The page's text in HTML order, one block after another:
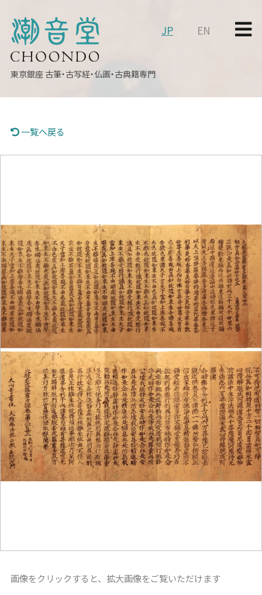
東京銀座 古筆・古写経・仏画・古典籍専門
JP EN
一覧へ戻る
画像をクリックすると、拡大画像をご覧いただけます